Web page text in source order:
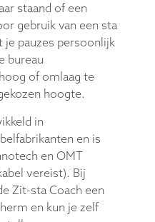
staand of een
gebruik van een sta
je pauzes persoonlijk
bureau
of omlaag te
hoogte.
in
en is
en OMT
vereist). Bij
Zit-sta Coach een
en kun je zelf